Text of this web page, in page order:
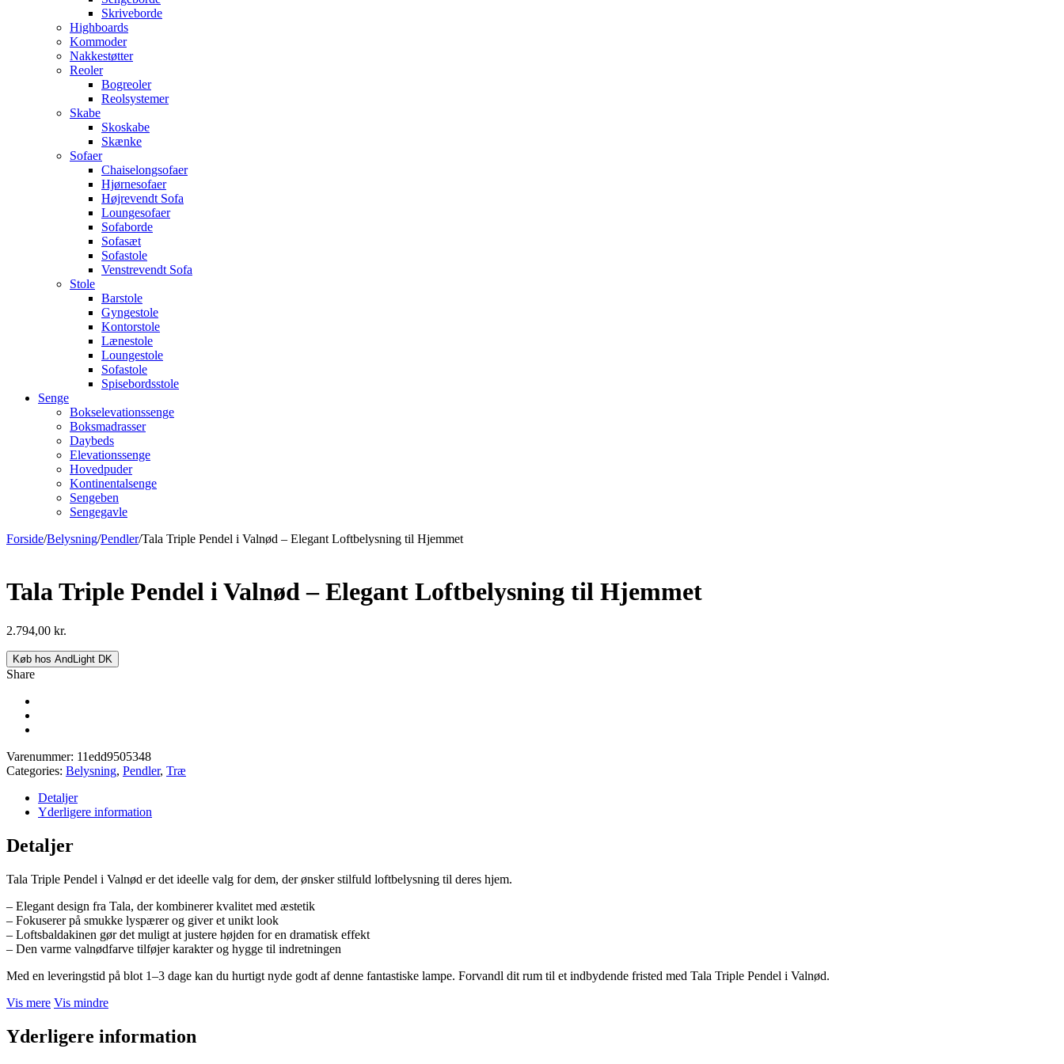
Skriveborde
Highboards
Kommoder
Nakkestøtter
Reoler
Bogreoler
Reolsystemer
Skabe
Skoskabe
Skænke
Sofaer
Chaiselongsofaer
Hjørnesofaer
Højrevendt Sofa
Loungesofaer
Sofaborde
Sofasæt
Sofastole
Venstrevendt Sofa
Stole
Barstole
Gyngestole
Kontorstole
Lænestole
Loungestole
Sofastole
Spisebordsstole
Senge
Bokselevationssenge
Boksmadrasser
Daybeds
Elevationssenge
Hovedpuder
Kontinentalsenge
Sengeben
Sengegavle
Forside/Belysning/Pendler/Tala Triple Pendel i Valnød – Elegant Loftbelysning til Hjemmet
Tala Triple Pendel i Valnød – Elegant Loftbelysning til Hjemmet
2.794,00 kr.
Køb hos AndLight DK
Share
Varenummer: 11edd9505348
Categories: Belysning, Pendler, Træ
Detaljer
Yderligere information
Detaljer
Tala Triple Pendel i Valnød er det ideelle valg for dem, der ønsker stilfuld loftbelysning til deres hjem.
– Elegant design fra Tala, der kombinerer kvalitet med æstetik
– Fokuserer på smukke lyspærer og giver et unikt look
– Loftsbaldakinen gør det muligt at justere højden for en dramatisk effekt
– Den varme valnødfarve tilføjer karakter og hygge til indretningen
Med en leveringstid på blot 1–3 dage kan du hurtigt nyde godt af denne fantastiske lampe. Forvandl dit rum til et indbydende fristed med Tala Triple Pendel i Valnød.
Vis mere Vis mindre
Yderligere information